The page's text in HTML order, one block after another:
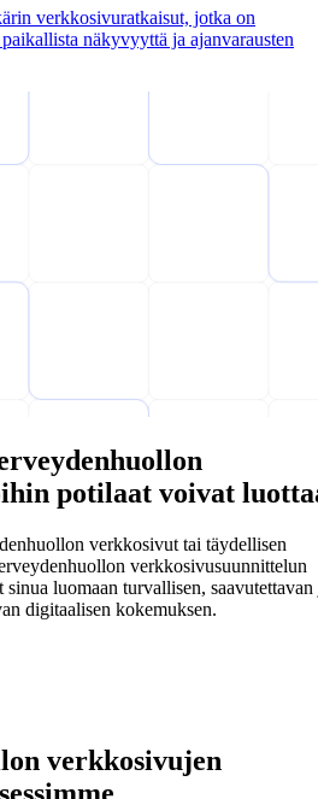
verkkosivuratkaisut, jotka on
näkyvyyttä ja ajanvarausten
potilaat voivat
verkkosivut tai täydellisen
verkkosivusuunnittelun
sinua luomaan turvallisen, saavutettavan
digitaalisen kokemuksen.
verkkosivujen